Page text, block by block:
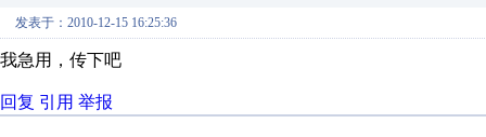
发表于：2010-12-15 16:25:36
我急用，传下吧
回复 引用 举报